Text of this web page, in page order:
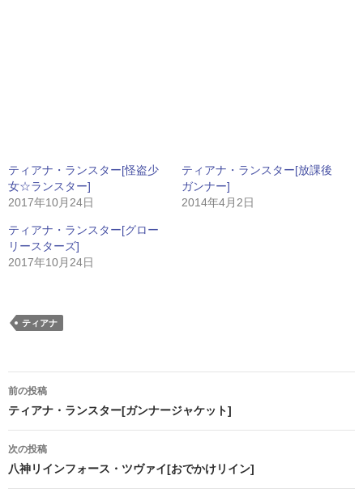
ティアナ・ランスター[怪盗少
女☆ランスター]
2017年10月24日
ティアナ・ランスター[放課後
ガンナー]
2014年4月2日
ティアナ・ランスター[グロー
リースターズ]
2017年10月24日
ティアナ
投
稿
ナ
ビ
前の投稿
ティアナ・ランスター[ガンナージャケット]
次の投稿
八神リインフォース・ツヴァイ[おでかけリイン]